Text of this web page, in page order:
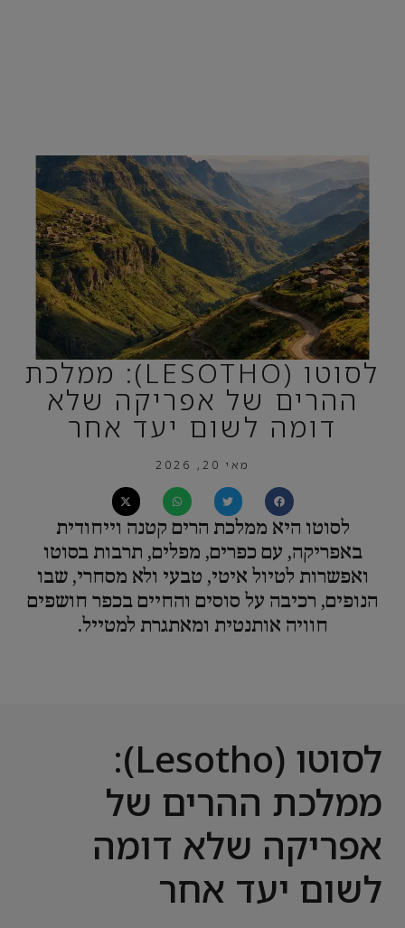
לסוטו (LESOTHO): ממלכת
ההרים של אפריקה שלא
דומה לשום יעד אחר
מאי 20, 2026
לסוטו היא ממלכת הרים קטנה וייחודית
באפריקה, עם כפרים, מפלים, תרבות בסוטו
ואפשרות לטיול איטי, טבעי ולא מסחרי, שבו
הנופים, רכיבה על סוסים והחיים בכפר חושפים
חוויה אותנטית ומאתגרת למטייל.
לסוטו (Lesotho):
ממלכת ההרים של
אפריקה שלא דומה
לשום יעד אחר